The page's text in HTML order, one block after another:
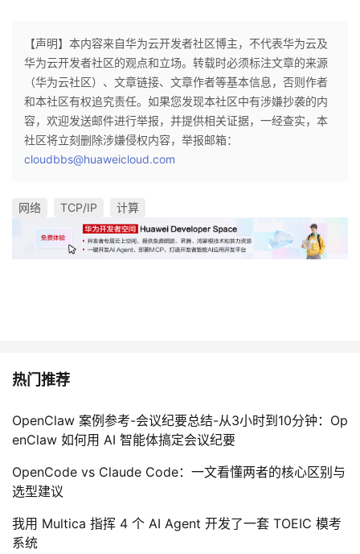
【声明】本内容来自华为云开发者社区博主，不代表华为云及
华为云开发者社区的观点和立场。转载时必须标注文章的来源
（华为云社区）、文章链接、文章作者等基本信息，否则作者
和本社区有权追究责任。如果您发现本社区中有涉嫌抄袭的内
容，欢迎发送邮件进行举报，并提供相关证据，一经查实，本
社区将立刻删除涉嫌侵权内容，举报邮箱：
cloudbbs@huaweicloud.com
网络 TCP/IP 计算
热门推荐
OpenClaw 案例参考-会议纪要总结-从3小时到10分钟：Op
enClaw 如何用 AI 智能体搞定会议纪要
OpenCode vs Claude Code：一文看懂两者的核心区别与
选型建议
我用 Multica 指挥 4 个 AI Agent 开发了一套 TOEIC 模考
系统